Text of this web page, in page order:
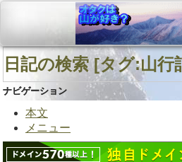
ナビゲーション
本文
メニュー